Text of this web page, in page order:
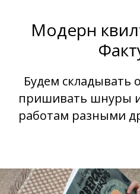
Модерн
Будем складывать
пришивать шнуры
работам разными